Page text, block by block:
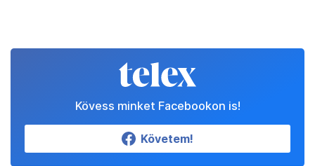
Kövess minket Facebookon is!
Követem!